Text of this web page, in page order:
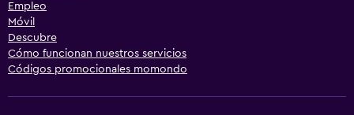
Empleo
Móvil
Descubre
Cómo funcionan nuestros servicios
Códigos promocionales momondo